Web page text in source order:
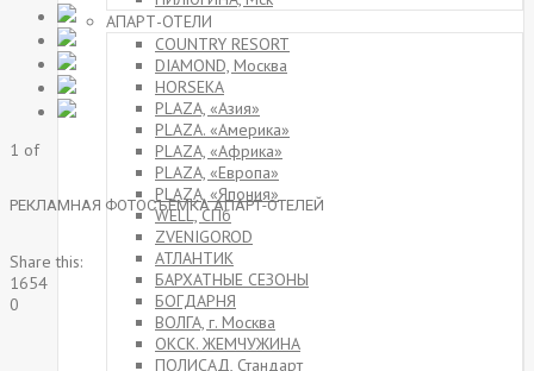
АПАРТ-ОТЕЛИ
COUNTRY RESORT
DIAMOND, Москва
HORSEKA
PLAZA, «Азия»
PLAZA. «Америка»
PLAZA, «Африка»
PLAZA, «Европа»
PLAZA, «Япония»
WELL, СПб
ZVENIGOROD
АТЛАНТИК
БАРХАТНЫЕ СЕЗОНЫ
БОГДАРНЯ
ВОЛГА, г. Москва
ОКСК. ЖЕМЧУЖИНА
ПОЛИСАД, Стандарт
1 of
РЕКЛАМНАЯ ФОТОСЪЕМКА АПАРТ-ОТЕЛЕЙ
Share this:
1654
0